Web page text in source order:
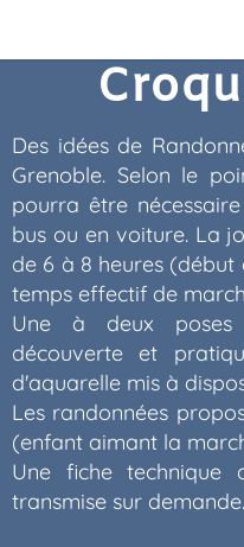
Des idées de
Grenoble. Selon le
pourra être
bus ou en voiture. La
de 6 à 8 heures
temps effectif de
Une à deux poses
découverte et
d'aquarelle mis à
Les randonnées
(enfant aimant la
Une fiche technique
transmise sur demande.